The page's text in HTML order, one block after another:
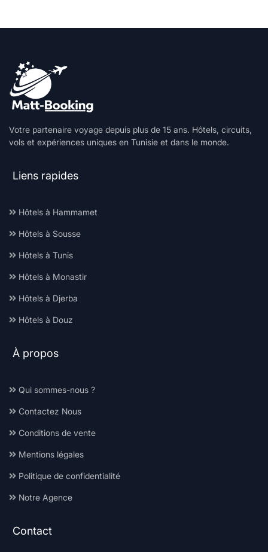
Votre partenaire voyage depuis plus de 15 ans. Hôtels, circuits,
vols et expériences uniques en Tunisie et dans le monde.
Liens rapides
Hôtels à Hammamet
Hôtels à Sousse
Hôtels à Tunis
Hôtels à Monastir
Hôtels à Djerba
Hôtels à Douz
À propos
Qui sommes-nous ?
Contactez Nous
Conditions de vente
Mentions légales
Politique de confidentialité
Notre Agence
Contact